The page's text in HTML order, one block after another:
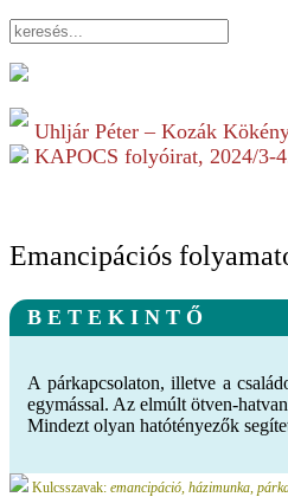
Uhljár Péter – Kozák
KAPOCS folyóirat, 2024/3-
Emancipációs
B E T E K I N T Ő
A párkapcsolaton, illetve a
egymással. Az elmúlt ötven-
Mindezt olyan hatótényezők
Kulcsszavak: emancipáció, házimunka,